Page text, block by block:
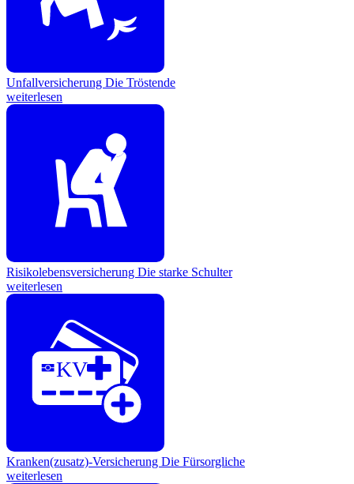
Unfallversicherung Die Tröstende
weiterlesen
Risikolebensversicherung Die starke Schulter
weiterlesen
KV
Kranken(zusatz)-Versicherung Die Fürsorgliche
weiterlesen